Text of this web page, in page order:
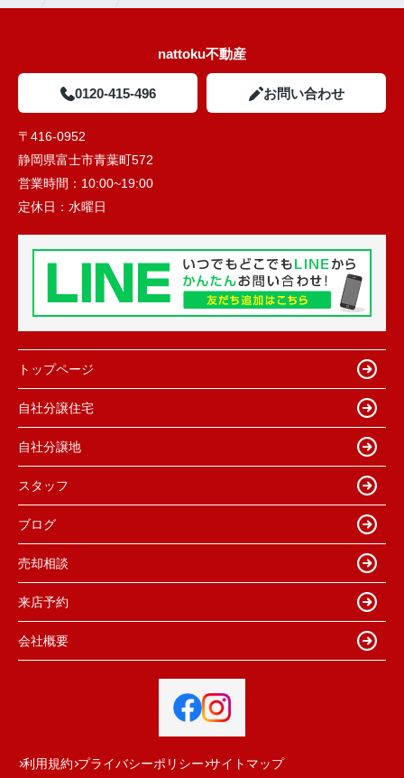
nattoku不動産
0120-415-496 お問い合わせ
〒416-0952
静岡県富士市青葉町572
営業時間： 10:00~19:00
定休日： 水曜日
トップページ
自社分譲住宅
自社分譲地
スタッフ
ブログ
売却相談
来店予約
会社概要
利用規約 プライバシーポリシー サイトマップ